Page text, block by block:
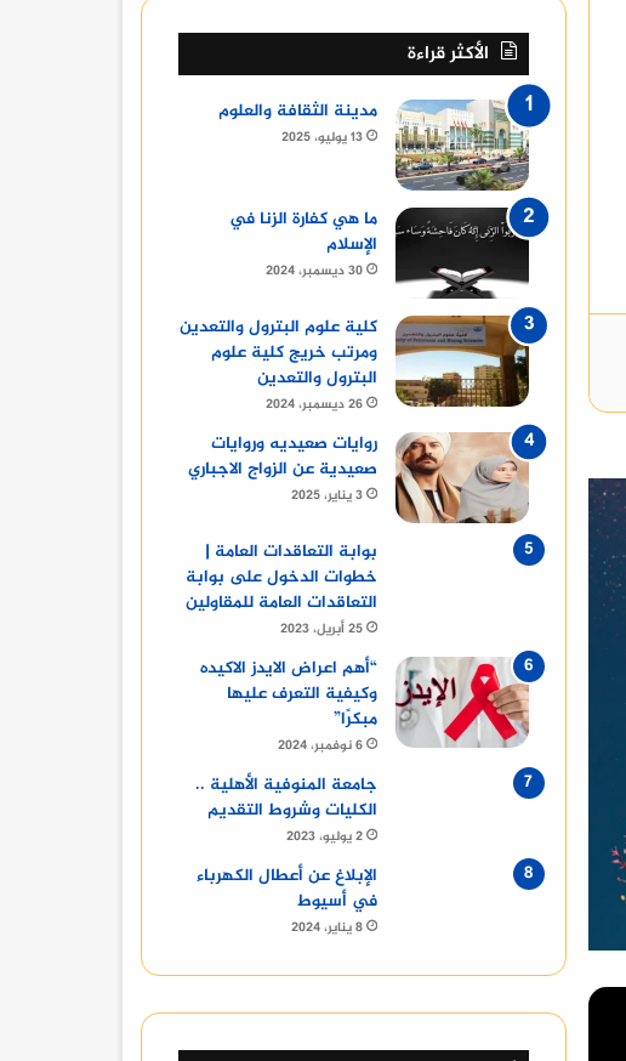
الأكثر قراءة
مدينة الثقافة والعلوم
13 يوليو، 2025
ما هي كفارة الزنا في
الإسلام
30 ديسمبر، 2024
كلية علوم البترول والتعدين
ومرتب خريج كلية علوم
البترول والتعدين
26 ديسمبر، 2024
روايات صعيديه وروايات
صعيدية عن الزواج الاجباري
3 يناير، 2025
بوابة التعاقدات العامة |
خطوات الدخول على بوابة
التعاقدات العامة للمقاولين
25 أبريل، 2023
“أهم اعراض الايدز الاكيده
وكيفية التعرف عليها
مبكرًا”
6 نوفمبر، 2024
جامعة المنوفية الأهلية ..
الكليات وشروط التقديم
2 يوليو، 2023
الإبلاغ عن أعطال الكهرباء
في أسيوط
8 يناير، 2024